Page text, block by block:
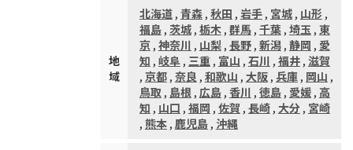
地
域
北海道, 青森, 秋田 , 岩手, 宮城, 山形 ,
福島, 茨城, 栃木, 群馬, 千葉, 埼玉, 東
京, 神奈川 , 山梨, 長野, 新潟, 静岡 , 愛
知 , 岐阜, 三重, 富山 , 石川 , 福井, 滋賀
, 京都, 奈良 , 和歌山 , 大阪, 兵庫, 岡山 ,
鳥取, 島根, 広島, 香川 , 徳島, 愛媛, 高
知 , 山口 , 福岡 , 佐賀 , 長崎, 大分, 宮崎
, 熊本, 鹿児島, 沖縄